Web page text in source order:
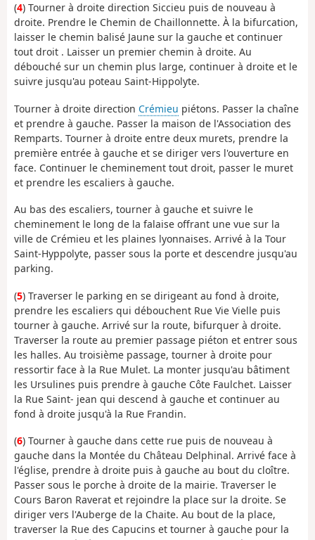
(4) Tourner à droite direction Siccieu puis de nouveau à
droite. Prendre le Chemin de Chaillonnette. À la bifurcation,
laisser le chemin balisé Jaune sur la gauche et continuer
tout droit . Laisser un premier chemin à droite. Au
débouché sur un chemin plus large, continuer à droite et le
suivre jusqu'au poteau Saint-Hippolyte.
Tourner à droite direction Crémieu piétons. Passer la chaîne
et prendre à gauche. Passer la maison de l'Association des
Remparts. Tourner à droite entre deux murets, prendre la
première entrée à gauche et se diriger vers l'ouverture en
face. Continuer le cheminement tout droit, passer le muret
et prendre les escaliers à gauche.
Au bas des escaliers, tourner à gauche et suivre le
cheminement le long de la falaise offrant une vue sur la
ville de Crémieu et les plaines lyonnaises. Arrivé à la Tour
Saint-Hyppolyte, passer sous la porte et descendre jusqu'au
parking.
(5) Traverser le parking en se dirigeant au fond à droite,
prendre les escaliers qui débouchent Rue Vie Vielle puis
tourner à gauche. Arrivé sur la route, bifurquer à droite.
Traverser la route au premier passage piéton et entrer sous
les halles. Au troisième passage, tourner à droite pour
ressortir face à la Rue Mulet. La monter jusqu'au bâtiment
les Ursulines puis prendre à gauche Côte Faulchet. Laisser
la Rue Saint- jean qui descend à gauche et continuer au
fond à droite jusqu'à la Rue Frandin.
(6) Tourner à gauche dans cette rue puis de nouveau à
gauche dans la Montée du Château Delphinal. Arrivé face à
l'église, prendre à droite puis à gauche au bout du cloître.
Passer sous le porche à droite de la mairie. Traverser le
Cours Baron Raverat et rejoindre la place sur la droite. Se
diriger vers l'Auberge de la Chaite. Au bout de la place,
traverser la Rue des Capucins et tourner à gauche pour la